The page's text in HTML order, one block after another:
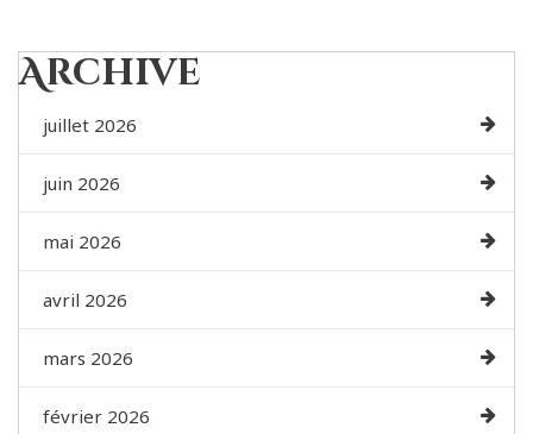
Archive
juillet 2026
juin 2026
mai 2026
avril 2026
mars 2026
février 2026